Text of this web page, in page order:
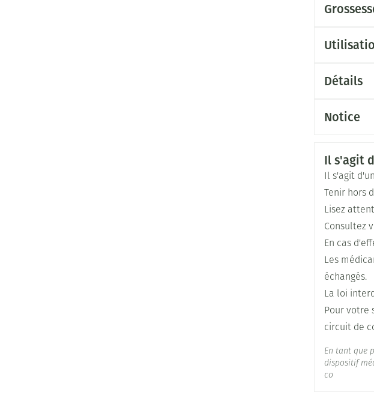
Le
Dose initiale:
Posologie
Dose
Dose
Ensuite
Dose
Dose
Ensuite
Détails
Marques
Largeur
Longueur
Profondeur
Quantité
Notice
Il s'agit
Il s'agit
Tenir hors
Lisez
Consultez
En cas
Les
échangés.
La loi
Pour votre
circuit de
En tant que
dispositif
co